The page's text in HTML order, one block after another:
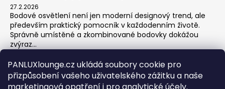
PANLUXlounge.cz ukládá soubory cookie pro
přizpůsobení vašeho uživatelského zážitku a naše
27.2.2026
Bodové osvětlení není jen moderní designový trend, ale
především praktický pomocník v každodenním životě.
Správně umístěné a zkombinované bodovky dokážou
zvýraz...
Jak na zónové osvětlení v obýváku?
3.2.2026
Obývací pokoj je srdcem domova – místo pro relaxaci,